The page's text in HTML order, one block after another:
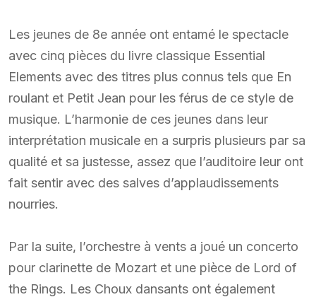
Les jeunes de 8e année ont entamé le spectacle
avec cinq pièces du livre classique Essential
Elements avec des titres plus connus tels que En
roulant et Petit Jean pour les férus de ce style de
musique. L’harmonie de ces jeunes dans leur
interprétation musicale en a surpris plusieurs par sa
qualité et sa justesse, assez que l’auditoire leur ont
fait sentir avec des salves d’applaudissements
nourries.
Par la suite, l’orchestre à vents a joué un concerto
pour clarinette de Mozart et une pièce de Lord of
the Rings. Les Choux dansants ont également